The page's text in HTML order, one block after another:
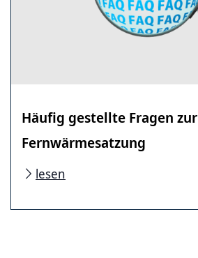
Häufig gestellte Fragen zur
Fernwärmesatzung
lesen